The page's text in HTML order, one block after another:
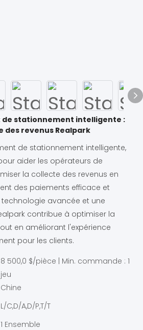
de stationnement intelligente :
des revenus Realpark
de stationnement intelligente,
aider les opérateurs de
la collecte des revenus en
des paiements efficace et
avancée et une
contribue à optimiser la
en améliorant l'expérience
pour les clients.
8 500,0 $/pièce | Min. commande : 1
jeu
Chine
L/C,D/A,D/P,T/T
1 Ensemble